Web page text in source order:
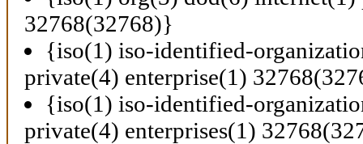
32768(32768)}
{iso(1) iso-identified-
private(4) enterprise(1)
{iso(1) iso-identified-
private(4) enterprises(1)